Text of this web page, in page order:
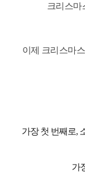
크리스마
이제 크리스마스
가장 첫 번째로,
가